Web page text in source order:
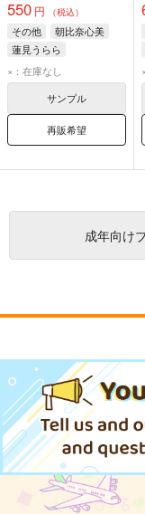
550 円 （税込）
その他
朝比奈心美
蓮見うらら
×：在庫なし
サンプル
再販希望
成年向け